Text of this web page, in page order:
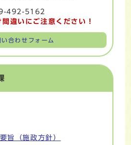
492-5162
違いにご注意ください！
い合わせフォーム
旨（施政方針）